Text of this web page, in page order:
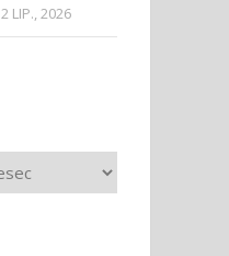
2 LIP., 2026